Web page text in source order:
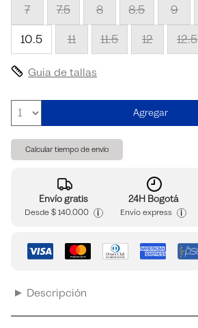
7
7.5 8 8.5 9
10.5
11 11.5 12 12.5
Guia de tallas
Agregar
Calcular tiempo de envío
Envío gratis
Desde$ 140.000 i
24H Bogotá
Envío express i
Descripción